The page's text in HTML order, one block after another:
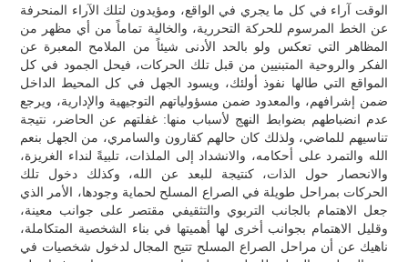
الوقت آراء في كل ما يجري في الواقع، ومؤيدون لتلك الآراء المنحرفة
عن الخط المرسوم للحركة التحررية، والخالية تماماً من أي مظهر من
المظاهر التي تعكس ولو بالحد الأدنى شيئاً من الملامح المعبرة عن
الفكر والروحية المتبنيين من قبل تلك الحركات، فيحل الجمود في كل
المواقع التي طالها نفوذ أولئك، ويسود الجهل في كل المحيط الداخل
ضمن إشرافهم، والمعدود ضمن مسؤولياتهم التوجيهية والإدارية، ويرجع
عدم انضباطهم بضوابط النهج لأسباب منها: غفلتهم عن الحاضر، نتيجة
تناسيهم للماضي، ولذلك كان حالهم كقارون والسامري، من الجهل بنعم
الله والتمرد على أحكامه، والانشداد إلى الملذات، تلبيةً لنداء الغريزة،
والانحصار حول الذات، كنتيجة للبعد عن الله، وكذلك دخول تلك
الحركات بمراحل طويلة في الصراع المسلح لحماية وجودها، الأمر الذي
جعل الاهتمام بالجانب التربوي والتثقيفي مقتصر على جوانب معينة،
وقليل الاهتمام بجوانب أخرى لها أهميتها في بناء الشخصية المتكاملة،
ناهيك عن أن مراحل الصراع المسلح تتيح المجال لدخول شخصيات في